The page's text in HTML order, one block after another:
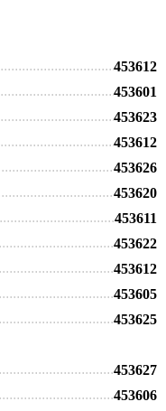
453612
453601
453623
453612
453626
453620
453611
453622
453612
453605
453625
453627
453606